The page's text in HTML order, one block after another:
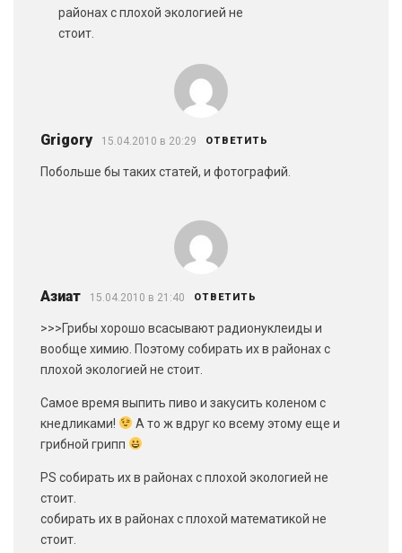
районах с плохой экологией не
стоит.
Grigory 15.04.2010 в 20:29 ОТВЕТИТЬ
Побольше бы таких статей, и фотографий.
Азиат 15.04.2010 в 21:40 ОТВЕТИТЬ
>>>Грибы хорошо всасывают радионуклеиды и
вообще химию. Поэтому собирать их в районах с
плохой экологией не стоит.
Самое время выпить пиво и закусить коленом с
кнедликами!
А то ж вдруг ко всему этому еще и
грибной грипп
PS собирать их в районах с плохой экологией не
стоит.
собирать их в районах с плохой математикой не
стоит.